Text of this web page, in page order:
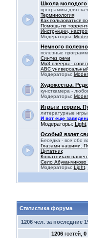
Школа
программы для
Терминология
Как пользоваться
Помощь по
Инструкции,
Модераторы:
Немного
полезные
Синтез речи
Mp3 плееры -
ABC
Модераторы:
Художества.
кунсткамера -
Модераторы:
Игры и теория.
литературные
И вот еще
Модераторы: Light,
Особый взлет
Беседка - все обо
Глазами нашими.
Цитатник
Кошатникам
Село Абуканчиково
Модераторы: Light,
Статистика форума
1206 чел. за последние
1206гостей, 0